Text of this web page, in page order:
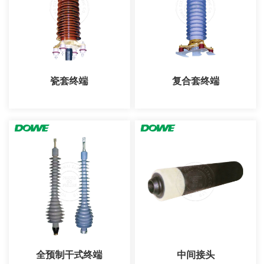
瓷套终端 复合套终端
全预制干式终端 中间接头